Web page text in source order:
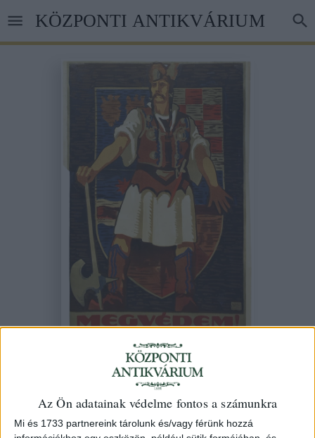
Az Ön adatainak védelme fontos a számunkra
Mi és 1733 partnereink tárolunk és/vagy férünk hozzá
tartalomra
KÖZPONTI ANTIKVÁRIUM